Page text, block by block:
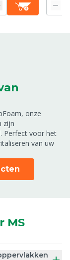
onze
zijn
Perfect voor het
van uw
MS